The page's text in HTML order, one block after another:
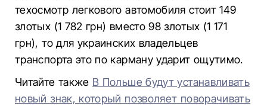
техосмотр легкового автомобиля стоит 149
злотых (1 782 грн) вместо 98 злотых (1 171
грн), то для украинских владельцев
транспорта это по карману ударит ощутимо.
Читайте также В Польше будут устанавливать
новый знак, который позволяет поворачивать